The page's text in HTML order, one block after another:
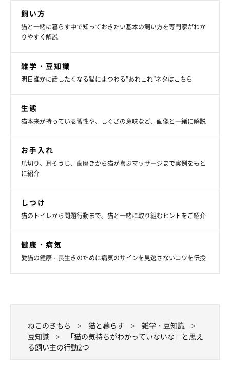
もしも心当たりのある飼い主さんは、ぜひ今日からでも愛猫への
接し方を意識してみるようにしてください。今よりも、愛猫との
距離が縮まるかもしれません！
（監修：いぬのきもち・ねこのきもち獣医師相談室 担当獣医
師）
取材・文／柴田おまめ
飼い方
猫と一緒に暮らす中で知っておきたい基本の飼い方を専門家がわか
りやすく解説
雑学・豆知識
明日誰かに話したくなる猫にまつわる”あれこれ”ネタはこちら
生態
猫本来が持っている習性や、しぐさの意味など、画像と一緒に解説
お手入れ
爪切り、耳そうじ、歯磨きから猫が喜ぶマッサージまで実例をもと
に紹介
しつけ
猫のトイレから問題行動まで。猫と一緒に取り組むヒントをご紹介
健康・病気
愛猫の健康・長生きのために病気のサインを見逃さないコツを伝授
ねこのきもち 猫と暮らす
雑学・豆知識
豆知識
「猫の気持ちがわかっていないな」と思え
る飼い主の行動2つ